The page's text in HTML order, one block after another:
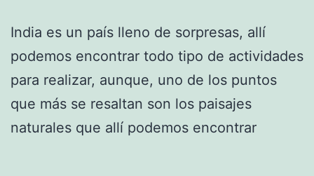
India es un país lleno de sorpresas, allí
podemos encontrar todo tipo de actividades
para realizar, aunque, uno de los puntos
que más se resaltan son los paisajes
naturales que allí podemos encontrar